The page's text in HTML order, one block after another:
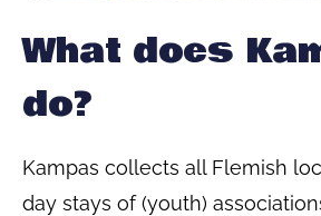
What does
do?
Kampas collects all Flemish
day stays of (youth)